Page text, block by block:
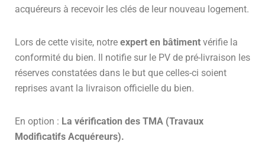
acquéreurs à recevoir les clés de leur nouveau logement.
Lors de cette visite, notre expert en bâtiment vérifie la
conformité du bien. Il notifie sur le PV de pré-livraison les
réserves constatées dans le but que celles-ci soient
reprises avant la livraison officielle du bien.
En option : La vérification des TMA (Travaux
Modificatifs Acquéreurs).